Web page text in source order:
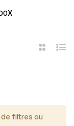
2
Liste
filtres ou